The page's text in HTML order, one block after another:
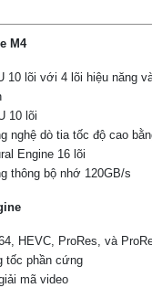
M4
10 lõi với 4 lõi hiệu năng
10 lõi
nghệ dò tia tốc độ cao
Engine 16 lõi
thông bộ nhớ 120GB/s
HEVC, ProRes, và
tốc phần cứng
mã video